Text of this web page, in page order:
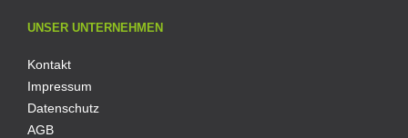
UNSER UNTERNEHMEN
Kontakt
Impressum
Datenschutz
AGB